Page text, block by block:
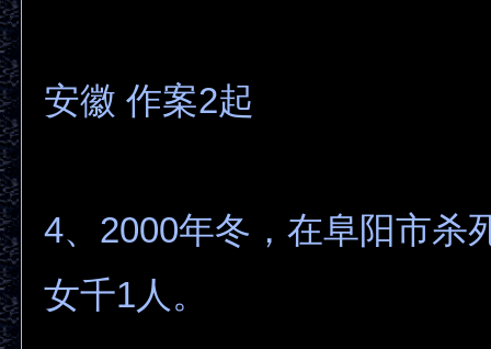
安徽 作案2起
4、2000年冬，在阜阳市杀
女千1人。